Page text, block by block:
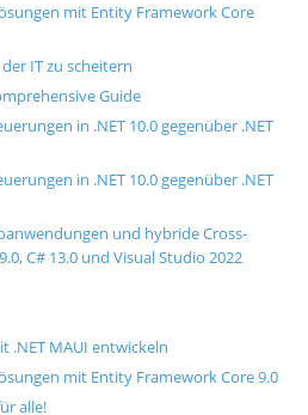
mit Entity Framework Core
IT zu scheitern
Guide
in .NET 10.0 gegenüber .NET
in .NET 10.0 gegenüber .NET
und hybride Cross-
C# 13.0 und Visual Studio 2022
.NET MAUI entwickeln
mit Entity Framework Core 9.0
alle!